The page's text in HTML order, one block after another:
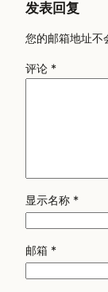
发表回复
您的邮箱地址不
评论 *
显示名称 *
邮箱 *